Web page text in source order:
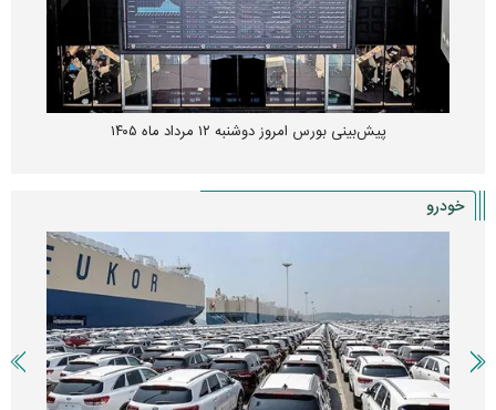
پیش‌بینی بورس امروز دوشنبه ۱۲ مرداد ماه ۱۴۰۵
خودرو